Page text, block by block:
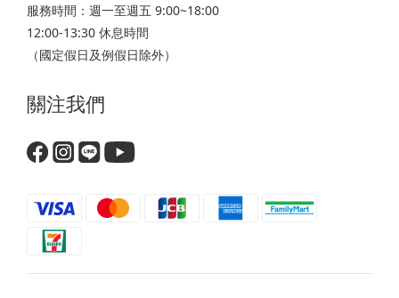
服務時間：週一至週五 9:00~18:00
12:00-13:30 休息時間
（國定假日及例假日除外）
關注我們